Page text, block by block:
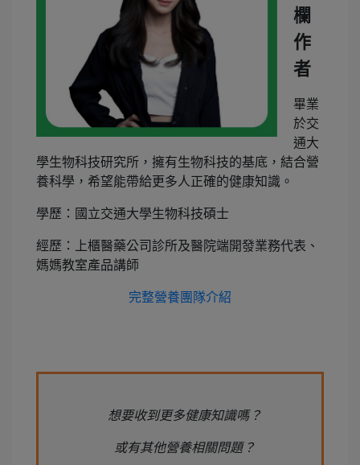
欄
作
者
畢業
於交
通大
學生物科技研究所，擁有生物科技的基底，結合營
養科學，希望能帶給更多人正確的健康知識。
學歷：國立交通大學生物科技碩士
經歷：上櫃醫藥公司診所及醫院端開發業務代表、
媽媽教室產品講師
完整營養團隊介紹
想要收到更多健康知識嗎？
或有其他營養相關問題？